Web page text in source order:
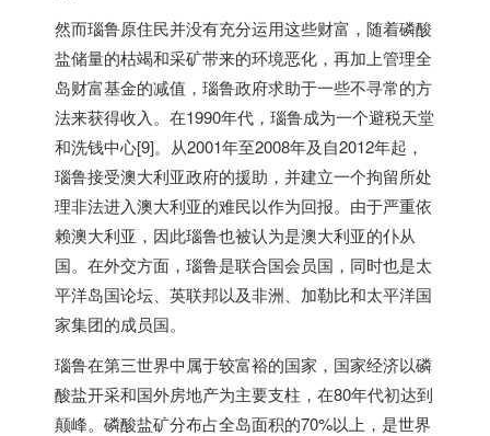
然而瑙鲁原住民并没有充分运用这些财富，随着磷酸
盐储量的枯竭和采矿带来的环境恶化，再加上管理全
岛财富基金的减值，瑙鲁政府求助于一些不寻常的方
法来获得收入。在1990年代，瑙鲁成为一个避税天堂
和洗钱中心[9]。从2001年至2008年及自2012年起，
瑙鲁接受澳大利亚政府的援助，并建立一个拘留所处
理非法进入澳大利亚的难民以作为回报。由于严重依
赖澳大利亚，因此瑙鲁也被认为是澳大利亚的仆从
国。在外交方面，瑙鲁是联合国会员国，同时也是太
平洋岛国论坛、英联邦以及非洲、加勒比和太平洋国
家集团的成员国。
瑙鲁在第三世界中属于较富裕的国家，国家经济以磷
酸盐开采和国外房地产为主要支柱，在80年代初达到
颠峰。磷酸盐矿分布占全岛面积的70%以上，是世界